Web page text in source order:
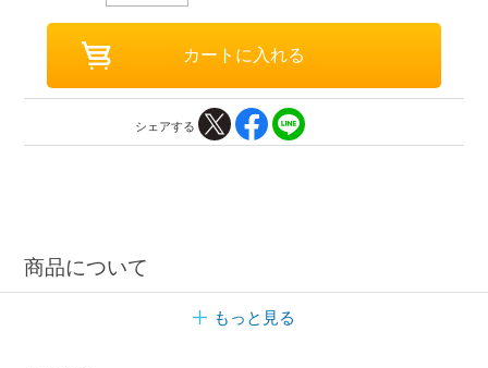
シェアする
商品について
もっと見る